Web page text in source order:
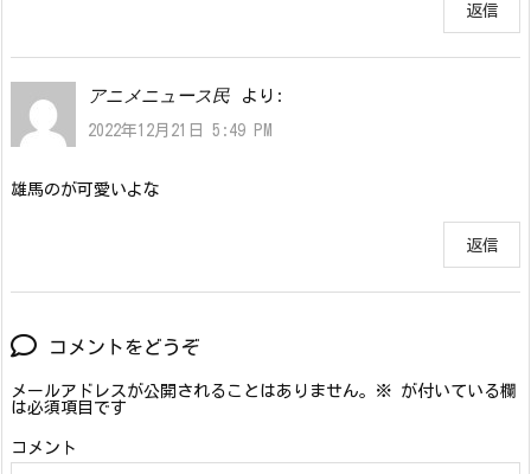
返信
アニメニュース民 より:
2022年12月21日 5:49 PM
雄馬のが可愛いよな
返信
コメントをどうぞ
メールアドレスが公開されることはありません。 ※ が付いている欄
は必須項目です
コメント